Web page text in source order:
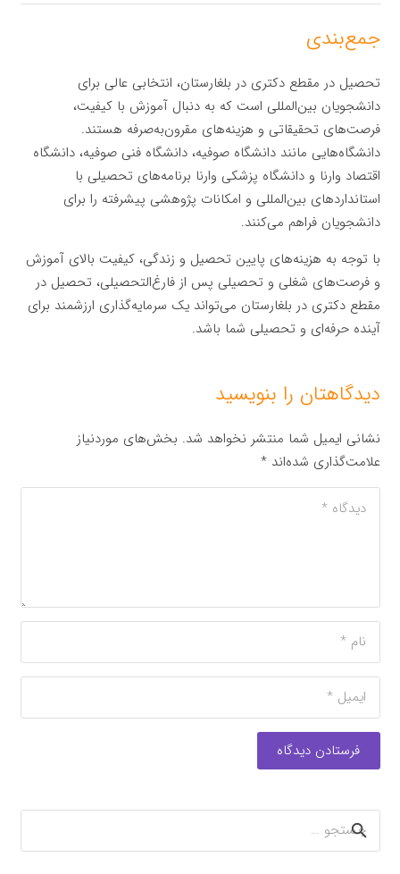
جمع‌بندی
تحصیل در مقطع دکتری در بلغارستان، انتخابی عالی برای
دانشجویان بین‌المللی است که به دنبال آموزش با کیفیت،
فرصت‌های تحقیقاتی و هزینه‌های مقرون‌به‌صرفه هستند.
دانشگاه‌هایی مانند دانشگاه صوفیه، دانشگاه فنی صوفیه، دانشگاه
اقتصاد وارنا و دانشگاه پزشکی وارنا برنامه‌های تحصیلی با
استانداردهای بین‌المللی و امکانات پژوهشی پیشرفته را برای
دانشجویان فراهم می‌کنند.
با توجه به هزینه‌های پایین تحصیل و زندگی، کیفیت بالای آموزش
و فرصت‌های شغلی و تحصیلی پس از فارغ‌التحصیلی، تحصیل در
مقطع دکتری در بلغارستان می‌تواند یک سرمایه‌گذاری ارزشمند برای
آینده حرفه‌ای و تحصیلی شما باشد.
دیدگاهتان را بنویسید
نشانی ایمیل شما منتشر نخواهد شد. بخش‌های موردنیاز
علامت‌گذاری شده‌اند*
فرستادن دیدگاه
جستجو
برای: